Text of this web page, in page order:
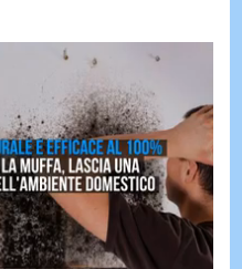
LOLGULP
LOVE
WOW
POP
NEWS
VIDEO
& TV
QUIZ